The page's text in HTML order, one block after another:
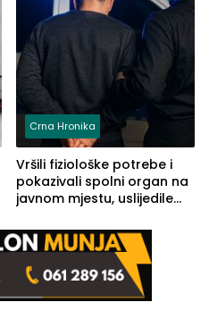
Crna Hronika
Vršili fiziološke potrebe i
pokazivali spolni organ na
javnom mjestu, uslijedile